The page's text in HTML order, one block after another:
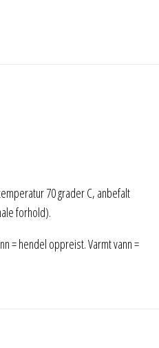
70 grader C, anbefalt
forhold).
= hendel oppreist. Varmt vann =